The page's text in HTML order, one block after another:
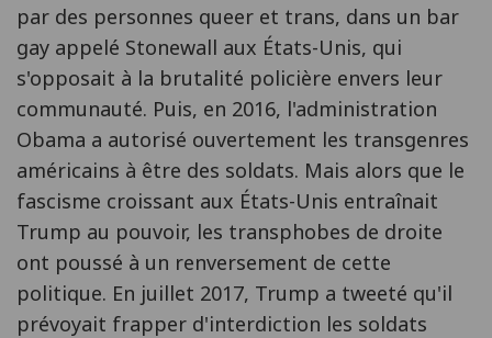
par des personnes queer et trans, dans un bar
gay appelé Stonewall aux États-Unis, qui
s'opposait à la brutalité policière envers leur
communauté. Puis, en 2016, l'administration
Obama a autorisé ouvertement les transgenres
américains à être des soldats. Mais alors que le
fascisme croissant aux États-Unis entraînait
Trump au pouvoir, les transphobes de droite
ont poussé à un renversement de cette
politique. En juillet 2017, Trump a tweeté qu'il
prévoyait frapper d'interdiction les soldats